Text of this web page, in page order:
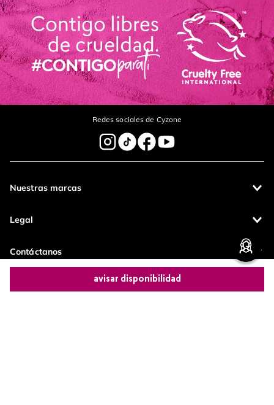
avisar disponibilidad
Tu nombre
Dirección de email
Escribe un comentario
Redes sociales de Cyzone
Nuestras marcas
Legal
Contáctanos
Pagos 100%
Entregas a todo